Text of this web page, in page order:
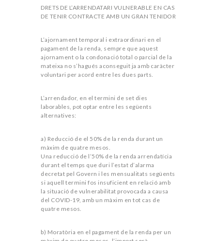
DRETS DE L’ARRENDATARI VULNERABLE EN CAS
DE TENIR CONTRACTE AMB UN GRAN TENIDOR
L’ajornament temporal i extraordinari en el
pagament de la renda, sempre que aquest
ajornament o la condonació total o parcial de la
mateixa no s’hagués aconseguit ja amb caràcter
voluntari per acord entre les dues parts.
L’arrendador, en el termini de set dies
laborables, pot optar entre les següents
alternatives:
a) Reducció de el 50% de la renda durant un
màxim de quatre mesos.
Una reducció de l’50% de la renda arrendatícia
durant el temps que duri l’estat d’alarma
decretat pel Govern i les mensualitats següents
si aquell termini fos insuficient en relació amb
la situació de vulnerabilitat provocada a causa
del COVID-19, amb un màxim en tot cas de
quatre mesos.
b) Moratòria en el pagament de la renda per un